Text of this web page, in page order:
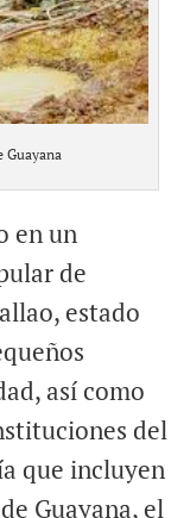
en un
de
estado
así como
del
que incluyen
Guayana, el